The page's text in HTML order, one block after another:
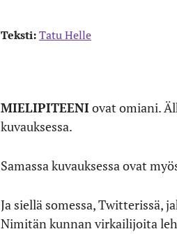
Teksti:Tatu Helle
MIELIPITEENIovat omiani.
kuvauksessa.
Samassa kuvauksessa ovat
Ja siellä somessa, Twitterissä,
Nimitän kunnan virkailijoita